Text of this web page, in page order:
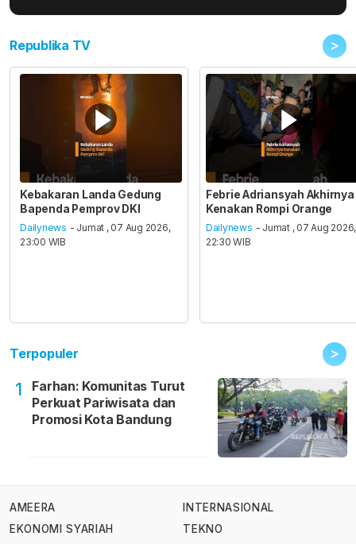
Republika TV >
Kebakaran Landa Gedung
Bapenda Pemprov DKI
Dailynews - Jumat , 07 Aug 2026,
23:00 WIB
Febrie Adriansyah Akhirnya
Kenakan Rompi Orange
Dailynews - Jumat , 07 Aug 2026,
22:30 WIB
Terpopuler >
1
Farhan: Komunitas Turut
Perkuat Pariwisata dan
Promosi Kota Bandung
AMEERA
EKONOMI SYARIAH
INTERNASIONAL
TEKNO